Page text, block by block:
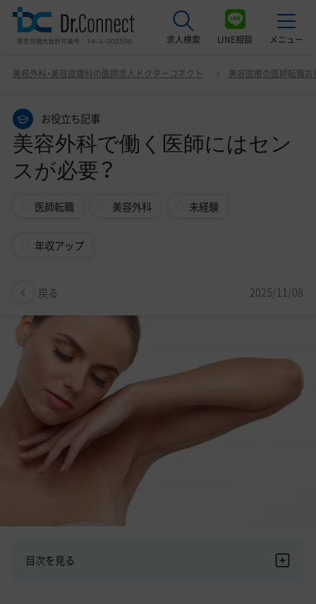
求人検索 LINE相談 メニュー
美容クリニック見学ご希望の方はこちら
サービス紹介
ドクターコネクトの強み
エージェント紹介
常勤求人一覧
美容医療医師の転職お役立ちコンテンツ
美容クリニック見学・研修情報
美容外科・美容皮膚科の医師転職体験談
美容クリニックインタビュー
美容医療の転職お役立ち記事
美容外科・美容皮膚科の医師求人ドクターコネクト 美容医療の医師転職
お役立ち記事
美容外科で働く医師にはセン
スが必要？
医師転職 美容外科 未経験
年収アップ
戻る 2025/11/08
美容外科で働く医師にはセンスが必要？
目次を見る